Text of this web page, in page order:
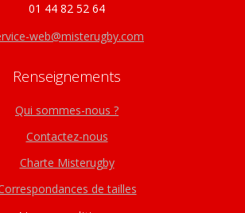
01 44 82 52 64
web@misterugby.com
Renseignements
Qui sommes-nous ?
Contactez-nous
Charte Misterugby
de tailles